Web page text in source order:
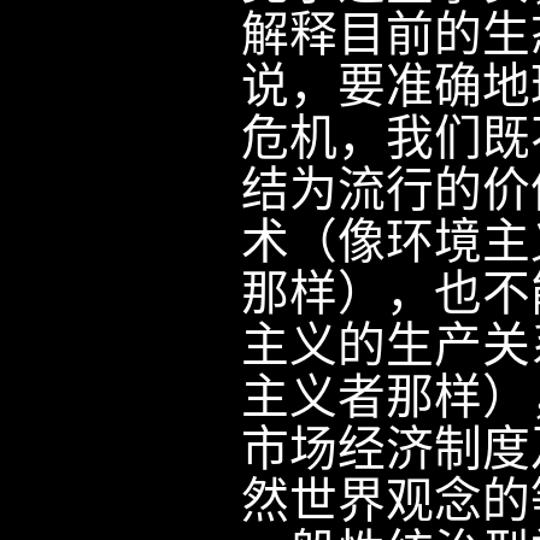
解释目前的
说，要准确
危机，我们
结为流行的
术（像环境
那样），也
主义的生产
主义者那样
市场经济制
然世界观念